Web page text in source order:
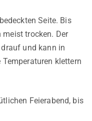
Seite. Bis
trocken. Der
und kann in
klettern
Feierabend, bis